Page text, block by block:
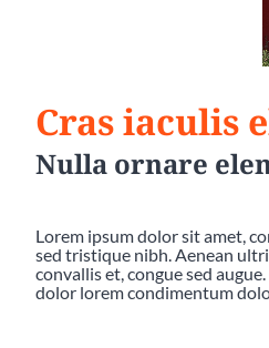
Cras iaculis
Nulla ornare
Lorem ipsum dolor sit amet,
sed tristique nibh. Aenean
convallis et, congue sed
dolor lorem condimentum